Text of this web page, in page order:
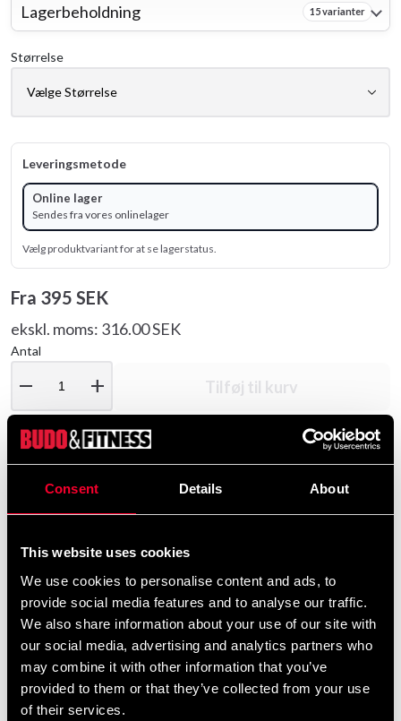
Consent Details About
This website uses cookies
We use cookies to personalise content and ads, to
provide social media features and to analyse our traffic.
We also share information about your use of our site with
our social media, advertising and analytics partners who
may combine it with other information that you’ve
provided to them or that they’ve collected from your use
of their services.
Lagerbeholdning 15 varianter
Størrelse
Leveringsmetode
Online lager
Sendes fra vores onlinelager
Vælg produktvariant for at se lagerstatus.
Fra 395 SEK
ekskl. moms: 316.00 SEK
Antal
remove add Tilføj til kurv
let og behagelig "budo sko" med et lavt design. Skoen
mobilitet til hurtige teknikker med høj præcision. En
meget prisvenlig Budo sko Høj mobilitet Tekstil og
gummisål
Detaljerede oplysninger